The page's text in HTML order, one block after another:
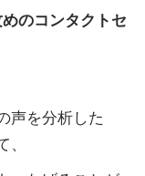
のコンタクトセ
声を分析した